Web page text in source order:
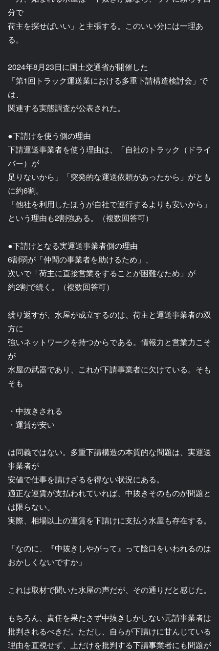
分で
荷主を探せばいい」と主張する。このいい分には一理あ
る。
2024年8月23日に国土交通省が開催した
「第1回トラック運送業における多重下請構造検討会」で
は、
関連する実態調査が公表された。
●下請けを使う側の理由
下請運送事業者を使う理由は、「自社のトラック（ドライ
バー）が
足りないから」「突発的な運送依頼があったから」がとも
に約6割。
「他社を利用したほうが自社で運行するよりも安いから」
という理由も2割強ある。（複数回答可）
●下請けとなる実運送事業者側の理由
6割弱が「仲間の事業者を助けるため」、
次いで「荷主に直接営業をすることが困難なため」が
約2割で続く。（複数回答可）
繰り返すが、水屋が成立するのは、荷主と運送事業者の双
方に
強いネットワークを持つからである。情報力と営業力こそ
が
水屋の武器であり、これが下請事業者に欠けている。そも
そも
・中抜きされる
・運賃が安い
は同義ではない。多重下請構造の本質的な問題は、実運送
事業者が
安値で仕事を請けざるを得ない状況にある。
適正な運賃が支払われていれば、中抜きそのものが問題と
は限らない。
実際、相場以上の運賃を下請けに支払う水屋も存在する。
「なのに、『中抜きしやがって』って陰口をいわれるのは
おかしくないですか」
これは取材で聞いた水屋の声だが、その通りだと感じた。
もちろん、責任を果たさず中抜きしかしない元請事業者は
批判されるべきだ。ただし、自らが下請けに甘んじている
理由を直視せず、上だけを批判する下請事業者にも問題が